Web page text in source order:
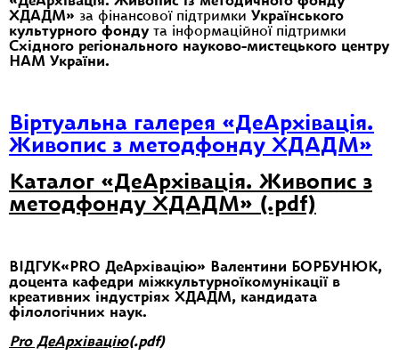
ХДАДМ» за фінансової підтримки Українського
культурного фондута інформаційної підтримки
Східного регіонального науково-мистецького центру
НАМ України.
Віртуальна галерея «ДеАрхівація.
Живопис з методфонду ХДАДМ»
Каталог «ДеАрхівація. Живопис з
методфонду ХДАДМ» (.pdf)
ВІДГУК«PRO ДеАрхівацію» Валентини БОРБУНЮК,
доцента кафедри міжкультурноїкомунікації в
креативних індустріях ХДАДМ, кандидата
філологічних наук.
Pro ДеАрхівацію(.pdf)